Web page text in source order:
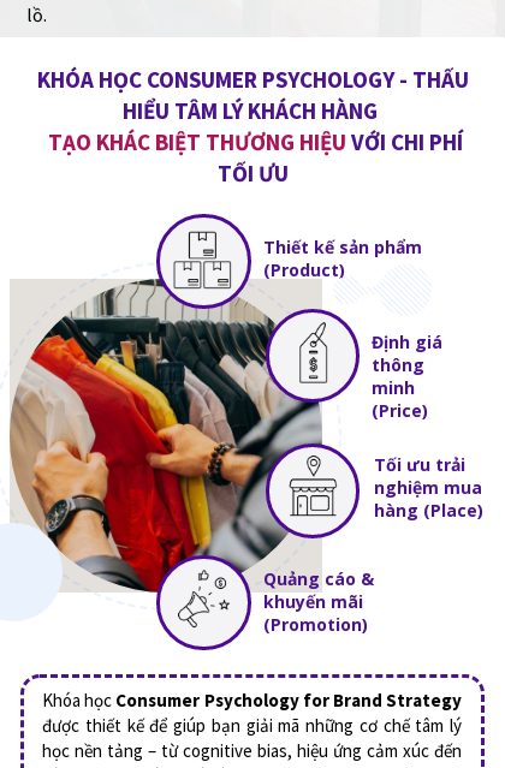
lồ.
Khóa học Consumer Psychology for Brand Strategy
được thiết kế để giúp bạn giải mã những cơ chế tâm lý
học nền tảng – từ cognitive bias, hiệu ứng cảm xúc đến
KHÓA HỌC CONSUMER PSYCHOLOGY - THẤU
HIỂU TÂM LÝ KHÁCH HÀNG
TẠO KHÁC BIỆT THƯƠNG HIỆU VỚI CHI PHÍ
TỐI ƯU
Định giá
thông
minh
(Price)
Tối ưu trải
nghiệm mua
hàng (Place)
Quảng cáo &
khuyến mãi
(Promotion)
Thiết kế sản phẩm
(Product)